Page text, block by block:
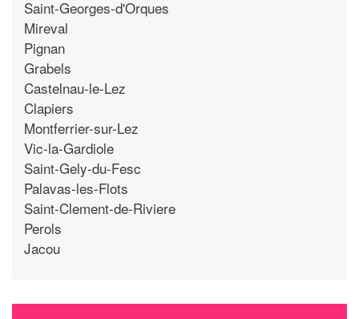
Saint-Georges-d'Orques
Mireval
Pignan
Grabels
Castelnau-le-Lez
Clapiers
Montferrier-sur-Lez
Vic-la-Gardiole
Saint-Gely-du-Fesc
Palavas-les-Flots
Saint-Clement-de-Riviere
Perols
Jacou